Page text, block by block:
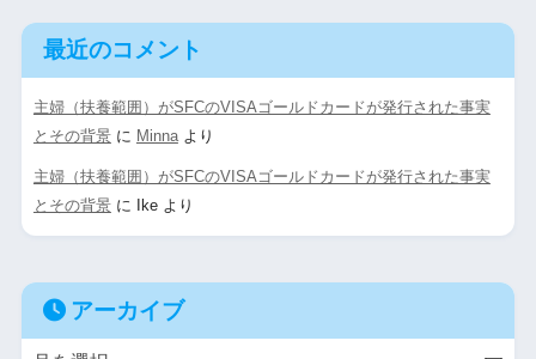
最近のコメント
主婦（扶養範囲）がSFCのVISAゴールドカードが発行された事実
とその背景に Minnaより
主婦（扶養範囲）がSFCのVISAゴールドカードが発行された事実
とその背景に Ikeより
アーカイブ